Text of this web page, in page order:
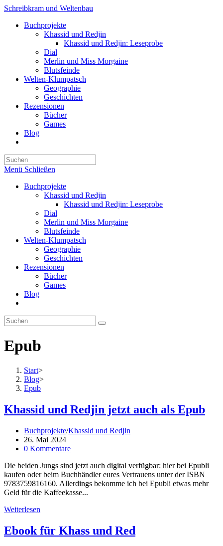
Zum
springen
Schreibkram und Weltenbau
Buchprojekte
Khassid und Redjin
Khassid und Redjin: Leseprobe
Dial
Merlin und Miss Morgaine
Blutsfeinde
Welten-Klumpatsch
Geographie
Geschichten
Rezensionen
Bücher
Games
Blog
umschalten
Escape
the
search
Menü Schließen
Buchprojekte
Khassid und Redjin
Khassid und Redjin: Leseprobe
Dial
Merlin und Miss Morgaine
Blutsfeinde
Welten-Klumpatsch
Geographie
Geschichten
Rezensionen
Bücher
Games
Blog
umschalten
Diese
Website
Epub
Start>
Blog>
Epub
Khassid und Redjin jetzt auch als Epub
Beitrags-
Kategorie:
Buchprojekte/Khassid und Redjin
Beitrag
veröffentlicht:
26. Mai 2024
Beitrags-
0 Kommentare
Die beiden Jungs sind jetzt auch digital verfügbar: hier bei Epubli
kaufen oder beim Buchhändler eures Vertrauens unter der ISBN
9783759816160. Allerdings bekomme ich bei Epubli etwas mehr
Geld für die Kaffeekasse...
Weiterlesen
Redjin
jetzt
Ebook für Khass und Red